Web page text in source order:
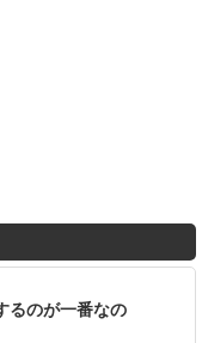
るのが一番なの